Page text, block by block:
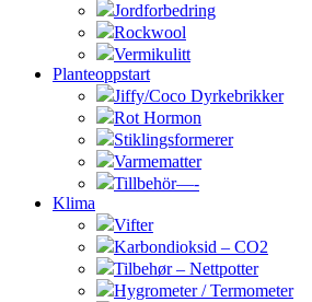
Jordforbedring
Rockwool
Vermikulitt
Planteoppstart
Jiffy/Coco Dyrkebrikker
Rot Hormon
Stiklingsformerer
Varmematter
Tillbehör—-
Klima
Vifter
Karbondioksid – CO2
Tilbehør – Nettpotter
Hygrometer / Termometer